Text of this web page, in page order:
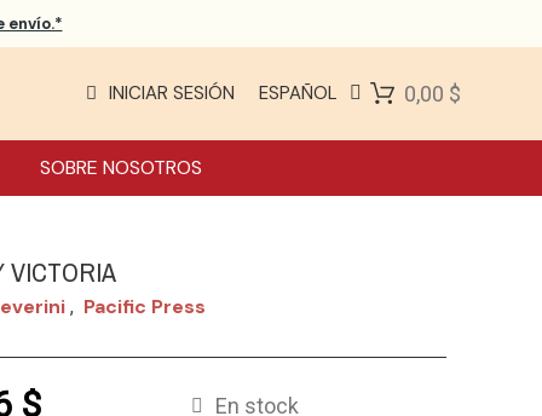
envío.*
INICIAR SESIÓN ESPAÑOL 0,00 $
SOBRE NOSOTROS
VICTORIA
, Pacific Press
$
En stock